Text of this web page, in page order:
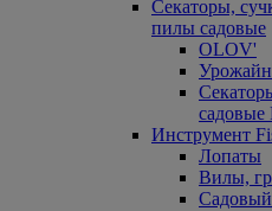
Секаторы,
пилы садовые
OLOV'
садовые
Инструмент
Лопаты
Вилы,